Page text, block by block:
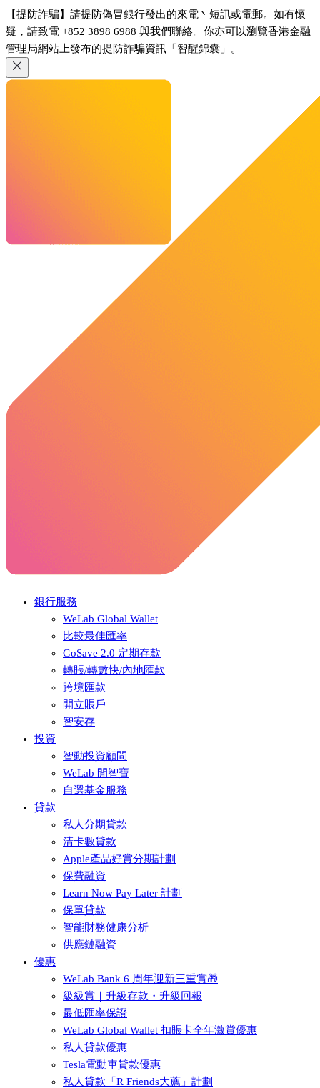
【提防詐騙】請提防偽冒銀行發出的來電丶短訊或電郵。如有懷
疑，請致電 +852 3898 6988 與我們聯絡。你亦可以瀏覽香港金融
管理局網站上發布的提防詐騙資訊「智醒錦囊」。
銀行服務
WeLab Global Wallet
比較最佳匯率
GoSave 2.0 定期存款
轉賬/轉數快/內地匯款
跨境匯款
開立賬戶
智安存
投資
智動投資顧問
WeLab 閒智寶
自選基金服務
貸款
私人分期貸款
清卡數貸款
Apple產品好賞分期計劃
保費融資
Learn Now Pay Later 計劃
保單貸款
智能財務健康分析
供應鏈融資
優惠
WeLab Bank 6 周年迎新三重賞🎁
級級賞｜升級存款・升級回報
最低匯率保證
WeLab Global Wallet 扣賬卡全年激賞優惠
私人貸款優惠
Tesla電動車貸款優惠
私人貸款「R Friends大薦」計劃